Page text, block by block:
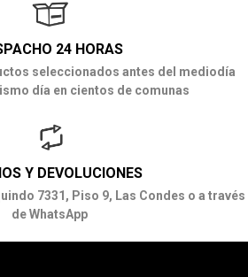
24 HORAS
seleccionados antes del mediodía
día en cientos de comunas
Y DEVOLUCIONES
7331, Piso 9, Las Condes o a través
de WhatsApp